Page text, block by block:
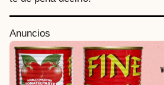
Anuncios
P
o
s